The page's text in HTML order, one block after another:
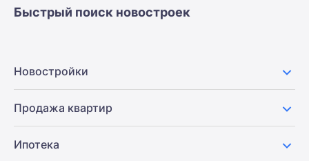
Быстрый поиск новостроек
Новостройки
Продажа квартир
Ипотека